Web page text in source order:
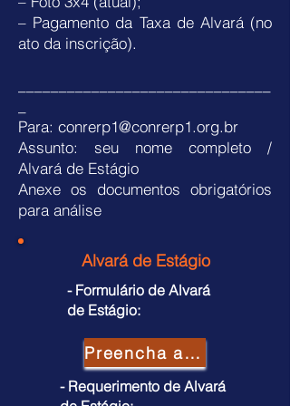
– Pagamento da Taxa de Alvará (no
ato da inscrição).
Para: conrerp1@conrerp1.org.br
Assunto: seu nome completo /
Alvará de Estágio
Anexe os documentos obrigatórios
para análise
Alvará de Estágio
- Formulário de Alvará
de Estágio:
Preencha aqui!
- Requerimento de Alvará